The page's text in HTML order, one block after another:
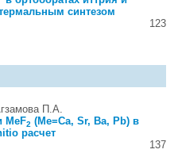
синтезом
123
П.А.
MeF2 (Me=Ca, Sr, Ba, Pb) в
расчет
137